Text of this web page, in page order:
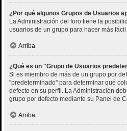
¿Por qué algunos Grupos de Usuarios
La Administración del foro tiene la
usuarios de un grupo para hacer más
Arriba
¿Qué es un "Grupo de Usuarios
Si es miembro de más de un grupo por
"predeterminado" para determinar qué
defecto en su perfil. La Administración
grupo por defecto mediante su Panel de
Arriba